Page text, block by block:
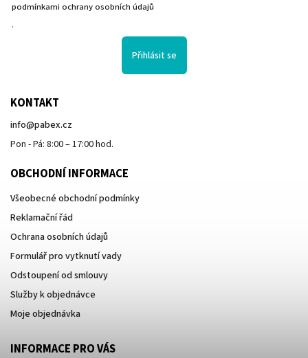
podmínkami ochrany osobních údajů
.
Přihlásit se
KONTAKT
info@pabex.cz
Pon - Pá: 8:00 – 17:00 hod.
OBCHODNÍ INFORMACE
Všeobecné obchodní podmínky
Reklamační řád
Ochrana osobních údajů
Formulář pro vytknutí vady
Odstoupení od smlouvy
Služby k objednávce
Moje objednávka
INFORMACE PRO VÁS